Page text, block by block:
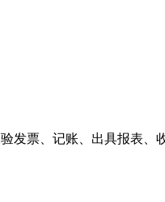
票、记账、出具报表